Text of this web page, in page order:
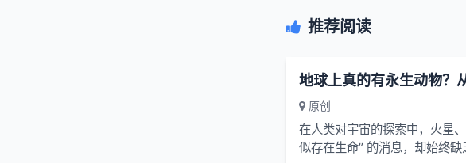
推荐阅读
原创
在人类对宇宙的探索中，火星
似存在生命” 的消息，却始终